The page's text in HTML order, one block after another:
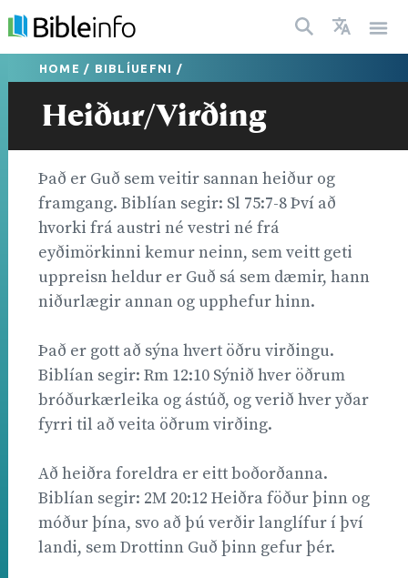
HOME / BIBLÍUEFNI /
Heiður/Virðing
Það er Guð sem veitir sannan heiður og
framgang. Biblían segir: Sl 75:7-8 Því að
hvorki frá austri né vestri né frá
eyðimörkinni kemur neinn, sem veitt geti
uppreisn heldur er Guð sá sem dæmir, hann
niðurlægir annan og upphefur hinn.
Það er gott að sýna hvert öðru virðingu.
Biblían segir: Rm 12:10 Sýnið hver öðrum
bróðurkærleika og ástúð, og verið hver yðar
fyrri til að veita öðrum virðing.
Að heiðra foreldra er eitt boðorðanna.
Biblían segir: 2M 20:12 Heiðra föður þinn og
móður þína, svo að þú verðir langlífur í því
landi, sem Drottinn Guð þinn gefur þér.